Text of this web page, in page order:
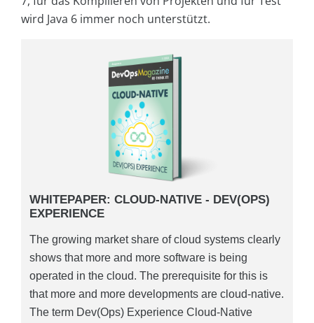
wird Java 6 immer noch unterstützt.
WHITEPAPER: CLOUD-NATIVE - DEV(OPS)
EXPERIENCE
The growing market share of cloud systems clearly
shows that more and more software is being
operated in the cloud. The prerequisite for this is
that more and more developments are cloud-native.
The term Dev(Ops) Experience Cloud-Native